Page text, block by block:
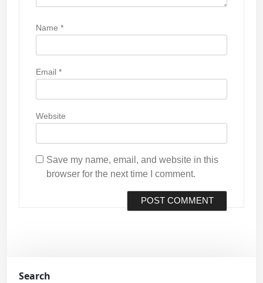
Name *
Email *
Website
Save my name, email, and website in this
browser for the next time I comment.
Search